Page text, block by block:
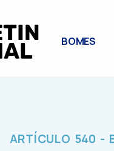
BOMES
ARTÍCULO 540 -